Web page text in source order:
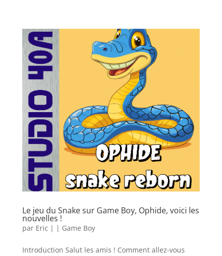
Le jeu du Snake sur Game Boy, Ophide, voici les
nouvelles !
par Eric | | Game Boy
Introduction Salut les amis ! Comment allez-vous